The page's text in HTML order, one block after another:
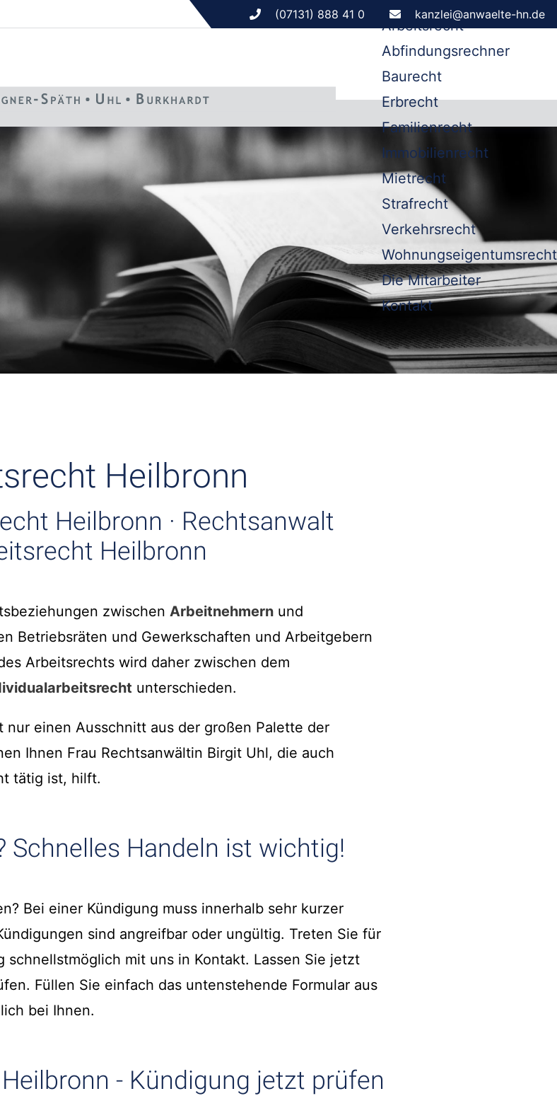
(07131) 888 41 0 kanzlei@anwaelte-hn.de
Arbeitsrecht
Abfindungsrechner
Baurecht
Erbrecht
Familienrecht
Immobilienrecht
Mietrecht
Strafrecht
Verkehrsrecht
Wohnungseigentumsrecht
Die Mitarbeiter
Kontakt
Heilbronn
Heilbronn · Rechtsanwalt
Heilbronn
zwischen Arbeitnehmern und
Betriebsräten und Gewerkschaften und Arbeitgebern
Arbeitsrechts wird daher zwischen dem
unterschieden.
einen Ausschnitt aus der großen Palette der
Ihnen Frau Rechtsanwältin Birgit Uhl, die auch
tätig ist, hilft.
Schnelles Handeln ist wichtig!
Bei einer Kündigung muss innerhalb sehr kurzer
sind angreifbar oder ungültig. Treten Sie für
schnellstmöglich mit uns in Kontakt. Lassen Sie jetzt
Füllen Sie einfach das untenstehende Formular aus
bei Ihnen.
- Kündigung jetzt prüfen